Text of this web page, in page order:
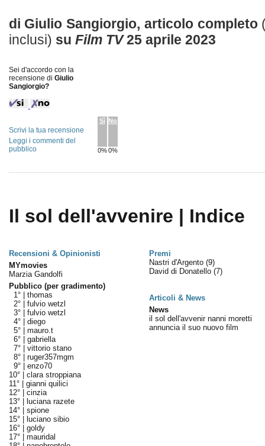
di Giulio Sangiorgio, articolo completo
inclusi) su Film TV25 aprile 2023
Sei d'accordo con la
recensione di Giulio
Sangiorgio?
Sì
0%
No
0%
Scrivi la tua recensione
Leggi i commenti del
pubblico
Il sol dell'avvenire | Indice
Recensioni & Opinionisti
Premi
MYmovies
Marzia Gandolfi
Pubblico (per gradimento)
1° | thomas
2° | fulvio wetzl
3° | fulvio wetzl
4° | diego
5° | mauro.t
6° | gabriella
7° | vittorio stano
8° | ruger357mgm
9° | enzo70
10° | clara stroppiana
11° | gianni quilici
12° | cinzia
13° |
luciana razete
14° | spione
15° |
luciano sibio
16° | goldy
17° | mauridal
Nastri d'Argento (9)
David di Donatello (7)
Articoli & News
News
il sol dell'avvenir nanni moretti
annuncia il suo nuovo film